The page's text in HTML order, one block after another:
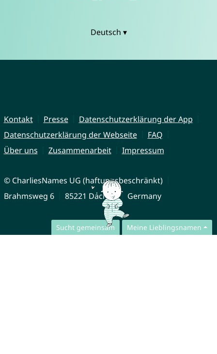
Sucht gemeinsam Meine Lieblingsnamen
Deutsch ▾
Kontakt Presse
Datenschutzerklärung der App
Datenschutzerklärung der Webseite
FAQ
Über uns
Zusammenarbeit Impressum
© CharliesNames UG (haftungsbeschränkt)
Brahmsweg 6
85221 Dachau Germany